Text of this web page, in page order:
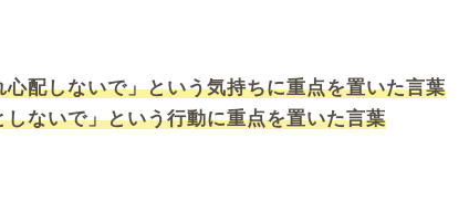
配しないで」という気持ちに重点を置いた言葉
ないで」という行動に重点を置いた言葉